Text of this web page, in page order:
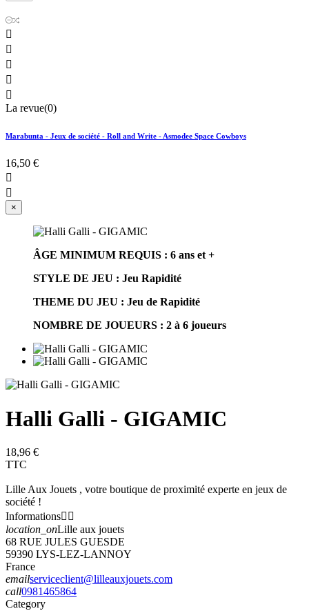





La revue(0)
Marabunta - Jeux de société - Roll and Write - Asmodee Space Cowboys
16,50 €


×
ÂGE MINIMUM REQUIS : 6 ans et +
STYLE DE JEU : Jeu Rapidité
THEME DU JEU : Jeu de Rapidité
NOMBRE DE JOUEURS : 2 à 6 joueurs
Halli Galli - GIGAMIC
18,96 €
TTC
Lille Aux Jouets , votre boutique de proximité experte en jeux de
société !
Informations 
location_onLille aux jouets
68 RUE JULES GUESDE
59390 LYS-LEZ-LANNOY
France
emailserviceclient@lilleauxjouets.com
call0981465864
Category